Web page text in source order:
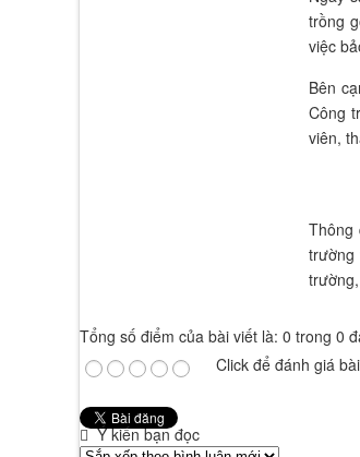
trồng
việc
Bên
Công
viên,
Thông
trường
Tổng số điểm của bài viết là: 0 trong 0
Click để đánh giá
Ý kiến bạn đọc